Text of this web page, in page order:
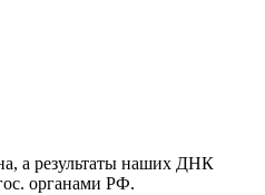
а результаты наших ДНК
органами РФ.